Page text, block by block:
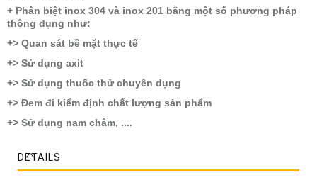
+ Phân biệt inox 304 và inox 201 bằng một số phương pháp
thông dụng như:
+> Quan sát bề mặt thực tế
+> Sử dụng axit
+> Sử dụng thuốc thử chuyên dụng
+> Đem đi kiểm định chất lượng sản phẩm
+> Sử dụng nam châm, ....
DETAILS